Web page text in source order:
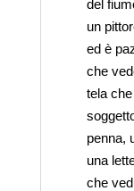
del
un
ed è
che
tela
penna,
una
che